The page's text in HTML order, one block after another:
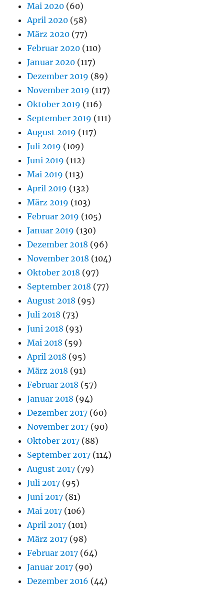
Mai 2020 (60)
April 2020 (58)
März 2020 (77)
Februar 2020 (110)
Januar 2020 (117)
Dezember 2019 (89)
November 2019 (117)
Oktober 2019 (116)
September 2019 (111)
August 2019 (117)
Juli 2019 (109)
Juni 2019 (112)
Mai 2019 (113)
April 2019 (132)
März 2019 (103)
Februar 2019 (105)
Januar 2019 (130)
Dezember 2018 (96)
November 2018 (104)
Oktober 2018 (97)
September 2018 (77)
August 2018 (95)
Juli 2018 (73)
Juni 2018 (93)
Mai 2018 (59)
April 2018 (95)
März 2018 (91)
Februar 2018 (57)
Januar 2018 (94)
Dezember 2017 (60)
November 2017 (90)
Oktober 2017 (88)
September 2017 (114)
August 2017 (79)
Juli 2017 (95)
Juni 2017 (81)
Mai 2017 (106)
April 2017 (101)
März 2017 (98)
Februar 2017 (64)
Januar 2017 (90)
Dezember 2016 (44)